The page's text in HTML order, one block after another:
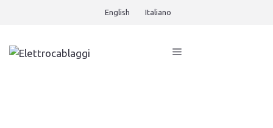
English Italiano